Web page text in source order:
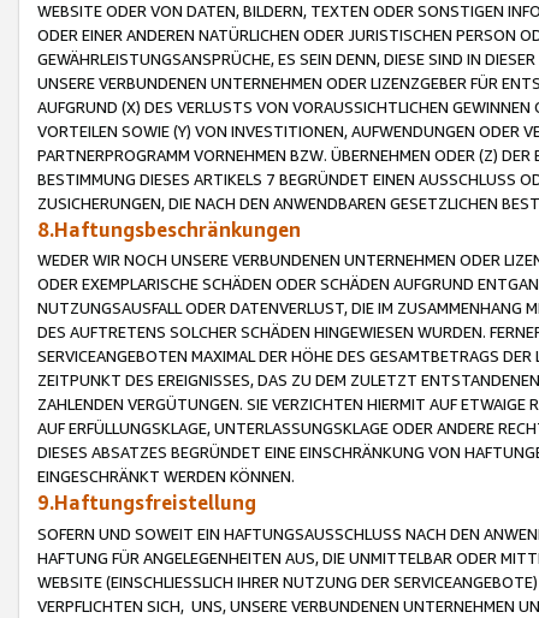
WEBSITE ODER VON DATEN, BILDERN, TEXTEN ODER SONSTIGEN
ODER EINER ANDEREN NATÜRLICHEN ODER JURISTISCHEN PERSON
GEWÄHRLEISTUNGSANSPRÜCHE, ES SEIN DENN, DIESE SIND IN
UNSERE VERBUNDENEN UNTERNEHMEN ODER LIZENZGEBER FÜR
AUFGRUND (X) DES VERLUSTS VON VORAUSSICHTLICHEN
VORTEILEN SOWIE (Y) VON INVESTITIONEN, AUFWENDUNGEN ODER
PARTNERPROGRAMM VORNEHMEN BZW. ÜBERNEHMEN ODER (Z)
BESTIMMUNG DIESES ARTIKELS 7 BEGRÜNDET EINEN AUSSCHLUSS
ZUSICHERUNGEN, DIE NACH DEN ANWENDBAREN GESETZLICHEN
8.Haftungsbeschränkungen
WEDER WIR NOCH UNSERE VERBUNDENEN UNTERNEHMEN ODER
ODER EXEMPLARISCHE SCHÄDEN ODER SCHÄDEN AUFGRUND
NUTZUNGSAUSFALL ODER DATENVERLUST, DIE IM ZUSAMMENHANG
DES AUFTRETENS SOLCHER SCHÄDEN HINGEWIESEN WURDEN.
SERVICEANGEBOTEN MAXIMAL DER HÖHE DES GESAMTBETRAGS
ZEITPUNKT DES EREIGNISSES, DAS ZU DEM ZULETZT
ZAHLENDEN VERGÜTUNGEN. SIE VERZICHTEN HIERMIT AUF
AUF ERFÜLLUNGSKLAGE, UNTERLASSUNGSKLAGE ODER ANDERE
DIESES ABSATZES BEGRÜNDET EINE EINSCHRÄNKUNG VON
EINGESCHRÄNKT WERDEN KÖNNEN.
9.Haftungsfreistellung
SOFERN UND SOWEIT EIN HAFTUNGSAUSSCHLUSS NACH DEN
HAFTUNG FÜR ANGELEGENHEITEN AUS, DIE UNMITTELBAR ODER
WEBSITE (EINSCHLIESSLICH IHRER NUTZUNG DER
VERPFLICHTEN SICH, UNS, UNSERE VERBUNDENEN UNTERNEHMEN